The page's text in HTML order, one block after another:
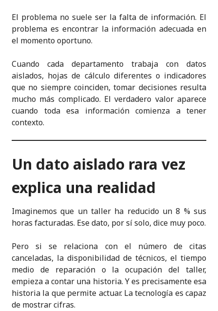
El problema no suele ser la falta de información. El
problema es encontrar la información adecuada en
el momento oportuno.
Cuando cada departamento trabaja con datos
aislados, hojas de cálculo diferentes o indicadores
que no siempre coinciden, tomar decisiones resulta
mucho más complicado. El verdadero valor aparece
cuando toda esa información comienza a tener
contexto.
Un dato aislado rara vez
explica una realidad
Imaginemos que un taller ha reducido un 8 % sus
horas facturadas. Ese dato, por sí solo, dice muy poco.
Pero si se relaciona con el número de citas
canceladas, la disponibilidad de técnicos, el tiempo
medio de reparación o la ocupación del taller,
empieza a contar una historia. Y es precisamente esa
historia la que permite actuar. La tecnología es capaz
de mostrar cifras.